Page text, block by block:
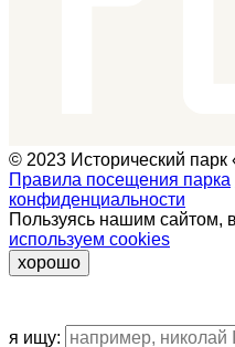
© 2023 Исторический
Правила посещения парка
конфиденциальности
Пользуясь нашим сайтом,
используем cookies
хорошо
я ищу: